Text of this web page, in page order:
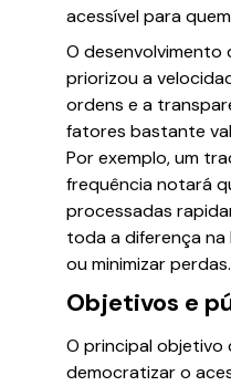
acessível para
O
priorizou a
ordens e a
fatores bastante
Por exemplo, um
frequência notará
processadas
toda a diferença
ou minimizar perdas.
Objetivos e
O principal objetivo
democratizar o